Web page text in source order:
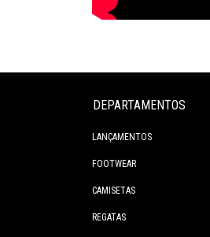
DEPARTAMENTOS
LANÇAMENTOS
FOOTWEAR
CAMISETAS
REGATAS